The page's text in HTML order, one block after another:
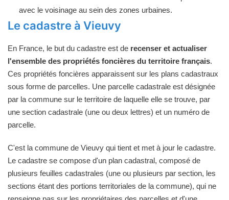
avec le voisinage au sein des zones urbaines.
Le cadastre à Vieuvy
En France, le but du cadastre est de recenser et actualiser
l'ensemble des propriétés foncières du territoire français.
Ces propriétés foncières apparaissent sur les plans cadastraux
sous forme de parcelles. Une parcelle cadastrale est désignée
par la commune sur le territoire de laquelle elle se trouve, par
une section cadastrale (une ou deux lettres) et un numéro de
parcelle.
C'est la commune de Vieuvy qui tient et met à jour le cadastre.
Le cadastre se compose d'un plan cadastral, composé de
plusieurs feuilles cadastrales (une ou plusieurs par section, les
sections étant des portions territoriales de la commune), qui ne